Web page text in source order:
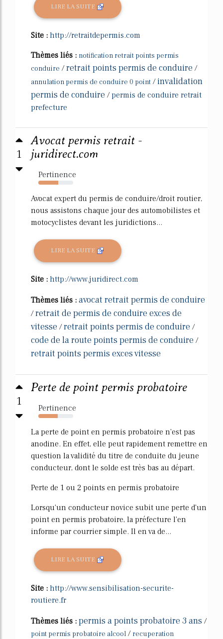
LIRE LA SUITE
Site : http://retraitdepermis.com
Thèmes liés : notification retrait points permis
conduire /retrait points permis de conduire /
annulation permis de conduire 0 point /invalidation
permis de conduire /permis de conduire retrait
prefecture
1
Avocat permis retrait -
juridirect.com
Pertinence
57%
Avocat expert du permis de conduire/droit routier,
nous assistons chaque jour des automobilistes et
motocyclistes devant les juridictions...
LIRE LA SUITE
Site : http://www.juridirect.com
Thèmes liés : avocat retrait permis de conduire
/retrait de permis de conduire exces de
vitesse /retrait points permis de conduire /
code de la route points permis de conduire /
retrait points permis exces vitesse
1
Perte de point permis probatoire
Pertinence
56%
La perte de point en permis probatoire n'est pas
anodine. En effet, elle peut rapidement remettre en
question la validité du titre de conduite du jeune
conducteur, dont le solde est très bas au départ.
Perte de 1 ou 2 points en permis probatoire
Lorsqu'un conducteur novice subit une perte d'un
point en permis probatoire, la préfecture l'en
informe par courrier simple. Il en va de...
LIRE LA SUITE
Site : http://www.sensibilisation-securite-
routiere.fr
Thèmes liés : permis a points probatoire 3 ans /
point permis probatoire alcool / recuperation